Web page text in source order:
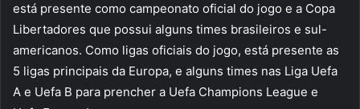
está presente como campeonato oficial do jogo e a Copa
Libertadores que possui alguns times brasileiros e sul-
americanos. Como ligas oficiais do jogo, está presente as
5 ligas principais da Europa, e alguns times nas Liga Uefa
A e Uefa B para prencher a Uefa Champions League e